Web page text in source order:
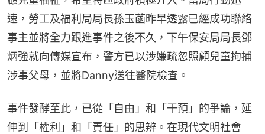
速，勞工及福利局局長孫玉菡昨早透露已經成功聯絡
事主並將全力跟進事件之後不久，下午保安局局長鄧
炳強就向傳媒宣布，警方已以涉嫌疏忽照顧兒童拘捕
涉事父母，並將Danny送往醫院檢查。
事件發酵至此，已從「自由」和「干預」的爭論，延
伸到「權利」和「責任」的思辨。在現代文明社會